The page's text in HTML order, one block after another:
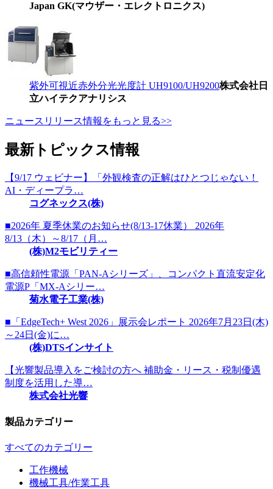
Japan GK(マウザー・エレクトロニクス)
紫外可視近赤外分光光度計 UH9100/UH9200株式会社日
立ハイテクアナリシス
ニュースリリース情報をもっと見る>>
最新トピックス情報
【9/17 ウェビナー】「外観検査の正解はひとつじゃない！
AI・ディープラ…
コグネックス(株)
■2026年 夏季休業のお知らせ(8/13-17休業） 2026年
8/13（木）～8/17（月…
(株)M2モビリティー
■高信頼性電源「PAN-Aシリーズ」、コンパクト直流安定化
電源P「MX-Aシリー…
菊水電子工業(株)
■「EdgeTech+ West 2026」展示会レポート 2026年7月23日(木)
～24日(金)に…
(株)DTSインサイト
【光響製品導入をご検討の方へ 補助金・リース・税制優遇
制度を活用した導…
株式会社光響
製品カテゴリー
すべてのカテゴリー
工作機械
機械工具/作業工具